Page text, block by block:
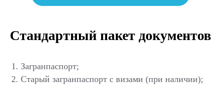
Стандартный пакет документов
Загранпаспорт;
Старый загранпаспорт с визами (при наличии);